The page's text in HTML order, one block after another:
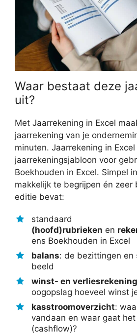
Waar bestaat deze
uit?
Met Jaarrekening in Excel
jaarrekening van je
minuten. Jaarrekening in
jaarrekeningsjabloon voor
Boekhouden in Excel. Simpel
makkelijk te begrijpen én zeer
editie bevat:
standaard
(hoofd)rubrieken en
ens Boekhouden in Excel
balans: de bezittingen en
beeld
winst- en verliesrekening
oogopslag hoeveel winst
kasstroomoverzicht:
vandaan en waar gaat
(cashflow)?